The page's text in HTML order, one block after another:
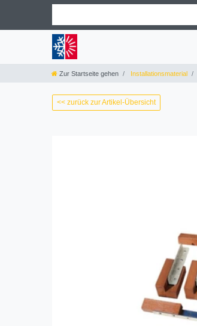
Zur Startseite gehen Installationsmaterial
<< zurück zur Artikel-Übersicht